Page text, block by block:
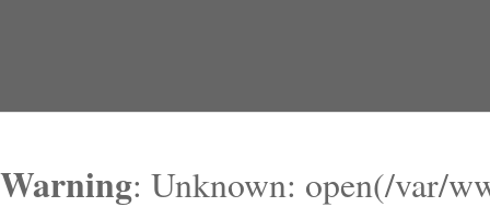
Warning: Unknown: open(/var/